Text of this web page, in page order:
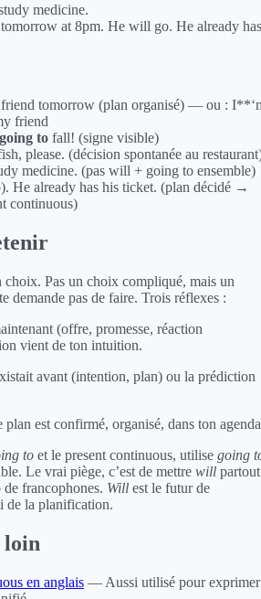
medicine.
at 8pm. He will go. He already has
tomorrow (plan organisé) — ou :
friend
to fall! (signe visible)
please. (décision spontanée au
medicine. (pas will + going to ensemble)
He already has his ticket. (plan décidé →
continuous)
choix. Pas un choix compliqué, mais un
demande pas de faire. Trois réflexes :
(offre, promesse, réaction
vient de ton intuition.
avant (intention, plan) ou la prédiction
plan est confirmé, organisé, dans ton
to et le present continuous, utilise going
Le vrai piège, c’est de mettre will partout
francophones. Will est le futur de
de la planification.
loin
en anglais — Aussi utilisé pour exprimer